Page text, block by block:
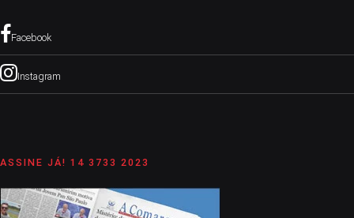
Facebook
Instagram
ASSINE JÁ! 14 3733 2023